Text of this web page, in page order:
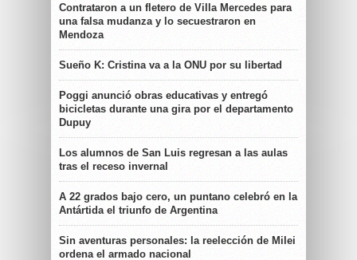
Contrataron a un fletero de Villa Mercedes para
una falsa mudanza y lo secuestraron en
Mendoza
Sueño K: Cristina va a la ONU por su libertad
Poggi anunció obras educativas y entregó
bicicletas durante una gira por el departamento
Dupuy
Los alumnos de San Luis regresan a las aulas
tras el receso invernal
A 22 grados bajo cero, un puntano celebró en la
Antártida el triunfo de Argentina
Sin aventuras personales: la reelección de Milei
ordena el armado nacional